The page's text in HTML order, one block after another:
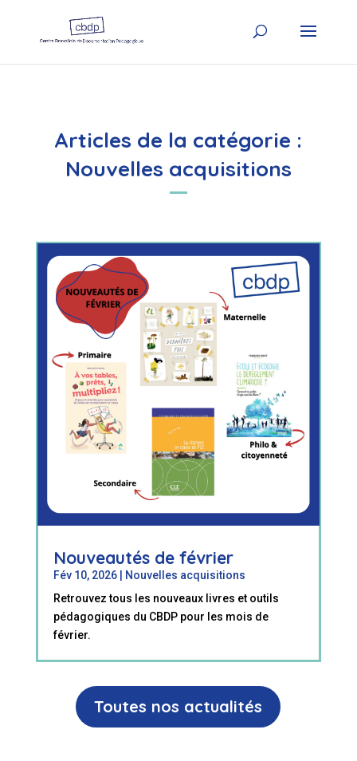
Articles de la catégorie :
Nouvelles acquisitions
Nouveautés de février
Fév 10, 2026|
Nouvelles acquisitions
Retrouvez tous les nouveaux livres et outils
pédagogiques du CBDP pour les mois de
février.
Toutes nos actualités